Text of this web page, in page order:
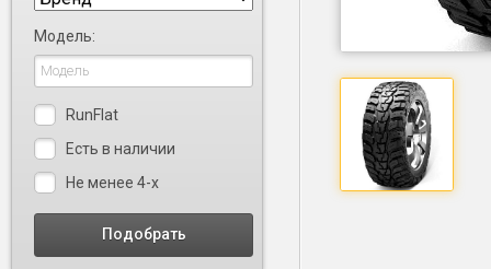
Модель:
RunFlat
Есть в наличии
Не менее 4-х